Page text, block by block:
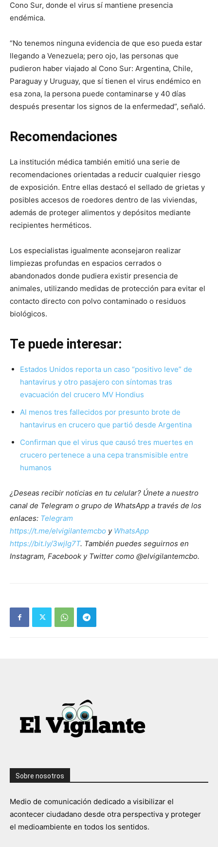
Cono Sur, donde el virus sí mantiene presencia
endémica.
“No tenemos ninguna evidencia de que eso pueda estar
llegando a Venezuela; pero ojo, las personas que
pudieron haber viajado al Cono Sur: Argentina, Chile,
Paraguay y Uruguay, que sí tienen el virus endémico en
esa zona, la persona puede contaminarse y 40 días
después presentar los signos de la enfermedad”, señaló.
Recomendaciones
La institución médica también emitió una serie de
recomendaciones orientadas a reducir cualquier riesgo
de exposición. Entre ellas destacó el sellado de grietas y
posibles accesos de roedores dentro de las viviendas,
además de proteger alimentos y depósitos mediante
recipientes herméticos.
Los especialistas igualmente aconsejaron realizar
limpiezas profundas en espacios cerrados o
abandonados donde pudiera existir presencia de
animales, utilizando medidas de protección para evitar el
contacto directo con polvo contaminado o residuos
biológicos.
Te puede interesar:
Estados Unidos reporta un caso “positivo leve” de
hantavirus y otro pasajero con síntomas tras
evacuación del crucero MV Hondius
Al menos tres fallecidos por presunto brote de
hantavirus en crucero que partió desde Argentina
Confirman que el virus que causó tres muertes en
crucero pertenece a una cepa transmisible entre
humanos
¿Deseas recibir noticias en tu celular? Únete a nuestro
canal de Telegram o grupo de WhatsApp a través de los
enlaces: Telegram
https://t.me/elvigilantemcbo y WhatsApp
https://bit.ly/3wjIg7T. También puedes seguirnos en
Instagram, Facebook y Twitter como @elvigilantemcbo.
Sobre nosotros
Medio de comunicación dedicado a visibilizar el
acontecer ciudadano desde otra perspectiva y proteger
el medioambiente en todos los sentidos.